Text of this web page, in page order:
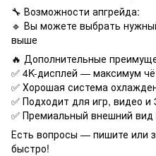
🔧 Возможности апгрейда:
🔹 Вы можете выбрать
выше
🔥 Дополнительные
✅ 4K-дисплей — максимум
✅ Хорошая система
✅ Подходит для игр, видео и
✅ Премиальный внешний
Есть вопросы — пишите или
быстро!